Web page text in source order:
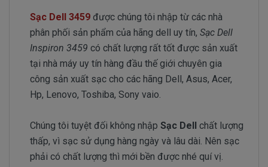
Sạc Dell 3459 được chúng tôi nhập từ các nhà
phân phối sản phẩm của hãng dell uy tín, Sạc Dell
Inspiron 3459 có chất lượng rất tốt được sản xuất
tại nhà máy uy tín hàng đầu thế giới chuyên gia
công sản xuất sạc cho các hãng Dell, Asus, Acer,
Hp, Lenovo, Toshiba, Sony vaio.
Chúng tôi tuyệt đối không nhập Sạc Dell chất lượng
thấp, vì sạc sử dụng hàng ngày và lâu dài. Nên sạc
phải có chất lượng thì mới bền được nhé quí vị.